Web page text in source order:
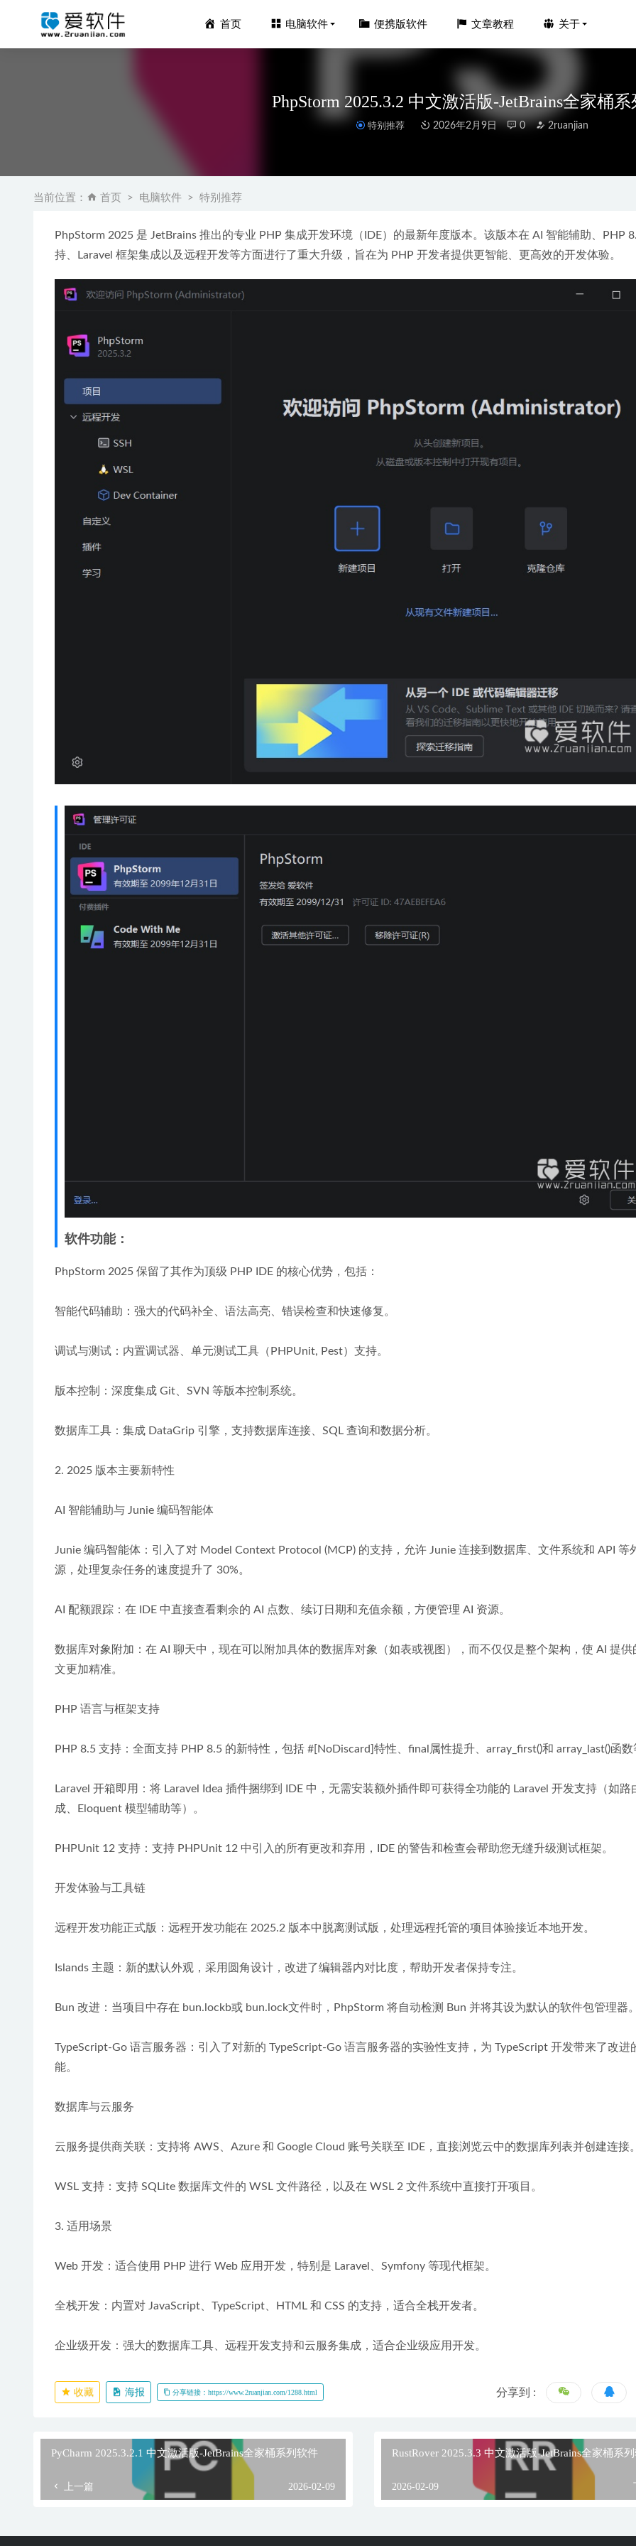
首页 电脑软件 便携版软件 文章教程 关于
PhpStorm 2025.3.2 中文激活版-JetBrains全家桶
特别推荐 2026年2月9日 0 2ruanjian
当前位置： 首页 电脑软件 特别推荐
PhpStorm 2025 是 JetBrains 推出的专业 PHP 集成开发环境（IDE）的最新年度版本。该版本在 AI 智能辅助、PHP
持、Laravel 框架集成以及远程开发等方面进行了重大升级，旨在为 PHP 开发者提供更智能、更高效的开发体验。
软件功能：
PhpStorm 2025 保留了其作为顶级 PHP IDE 的核心优势，包括：
智能代码辅助：强大的代码补全、语法高亮、错误检查和快速修复。
调试与测试：内置调试器、单元测试工具（PHPUnit, Pest）支持。
版本控制：深度集成 Git、SVN 等版本控制系统。
数据库工具：集成 DataGrip 引擎，支持数据库连接、SQL 查询和数据分析。
2. 2025 版本主要新特性
AI 智能辅助与 Junie 编码智能体
Junie 编码智能体：引入了对 Model Context Protocol (MCP) 的支持，允许 Junie 连接到数据库、文件系统和 API 等
源，处理复杂任务的速度提升了 30%。
AI 配额跟踪：在 IDE 中直接查看剩余的 AI 点数、续订日期和充值余额，方便管理 AI 资源。
数据库对象附加：在 AI 聊天中，现在可以附加具体的数据库对象（如表或视图），而不仅仅是整个架构，使 AI 提供
文更加精准。
PHP 语言与框架支持
PHP 8.5 支持：全面支持 PHP 8.5 的新特性，包括 #[NoDiscard]特性、final属性提升、array_first()和 array_last()函数
Laravel 开箱即用：将 Laravel Idea 插件捆绑到 IDE 中，无需安装额外插件即可获得全功能的 Laravel 开发支持（如路
成、Eloquent 模型辅助等）。
PHPUnit 12 支持：支持 PHPUnit 12 中引入的所有更改和弃用，IDE 的警告和检查会帮助您无缝升级测试框架。
开发体验与工具链
远程开发功能正式版：远程开发功能在 2025.2 版本中脱离测试版，处理远程托管的项目体验接近本地开发。
Islands 主题：新的默认外观，采用圆角设计，改进了编辑器内对比度，帮助开发者保持专注。
Bun 改进：当项目中存在 bun.lockb或 bun.lock文件时，PhpStorm 将自动检测 Bun 并将其设为默认的软件包管理器
TypeScript-Go 语言服务器：引入了对新的 TypeScript-Go 语言服务器的实验性支持，为 TypeScript 开发带来了改进
能。
数据库与云服务
云服务提供商关联：支持将 AWS、Azure 和 Google Cloud 账号关联至 IDE，直接浏览云中的数据库列表并创建连接
WSL 支持：支持 SQLite 数据库文件的 WSL 文件路径，以及在 WSL 2 文件系统中直接打开项目。
3. 适用场景
Web 开发：适合使用 PHP 进行 Web 应用开发，特别是 Laravel、Symfony 等现代框架。
全栈开发：内置对 JavaScript、TypeScript、HTML 和 CSS 的支持，适合全栈开发者。
企业级开发：强大的数据库工具、远程开发支持和云服务集成，适合企业级应用开发。
收藏 海报 分享链接：https://www.2ruanjian.com/1288.html 分享到 :
PyCharm 2025.3.2.1 中文激活版-JetBrains全家桶系列软件
上一篇 2026-02-09
RustRover 2025.3.3 中文激活版-JetBrains全家桶系
2026-02-09
SketchBook v9.4.4.0 中文专业版-专业绘图软件 2026-04-15
Adobe全家桶破解版2024 CHS-ENG v9 中文直装版-m0nkrus 2025-07-06
Adobe Illustrator 2025 v29.6.0.207 中文激活版